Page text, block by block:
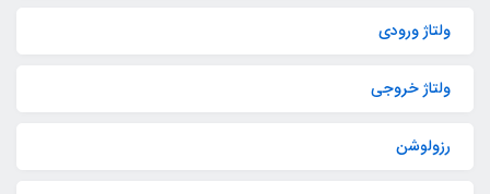
ولتاژ ورودی
ولتاژ خروجی
رزولوشن